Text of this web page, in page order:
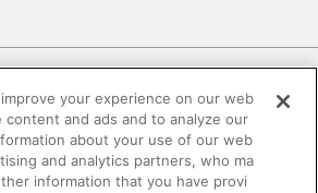
このWEBサイトについて
イバシーポリシー
your experience on our web
content and ads and to analyze our
about your use of our web
and analytics partners, who ma
information that you have provi